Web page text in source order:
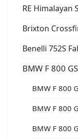
RE Himalayan
Brixton
Benelli 752S
BMW F 800 GS
BMW F 800
BMW F 800
BMW F 800